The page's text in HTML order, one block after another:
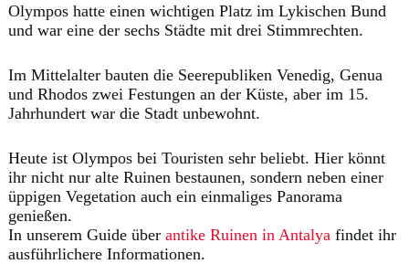
Olympos hatte einen wichtigen Platz im Lykischen Bund
und war eine der sechs Städte mit drei Stimmrechten.
Im Mittelalter bauten die Seerepubliken Venedig, Genua
und Rhodos zwei Festungen an der Küste, aber im 15.
Jahrhundert war die Stadt unbewohnt.
Heute ist Olympos bei Touristen sehr beliebt. Hier könnt
ihr nicht nur alte Ruinen bestaunen, sondern neben einer
üppigen Vegetation auch ein einmaliges Panorama
genießen.
In unserem Guide über antike Ruinen in Antalya findet ihr
ausführlichere Informationen.